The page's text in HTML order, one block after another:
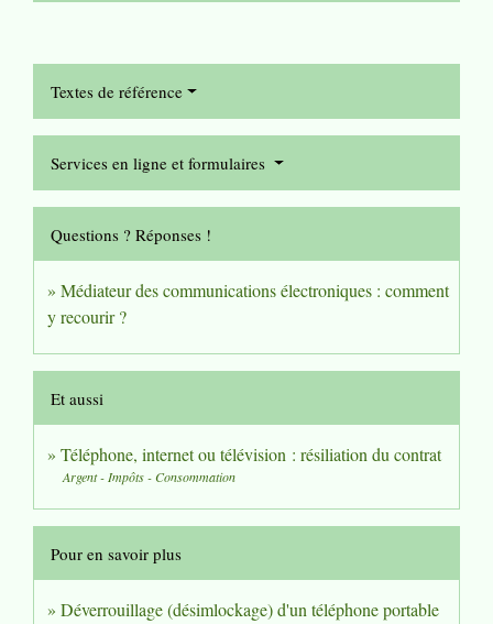
Textes de référence
Services en ligne et formulaires
Questions ? Réponses !
Médiateur des communications électroniques : comment
y recourir ?
Et aussi
Téléphone, internet ou télévision : résiliation du contrat
Argent - Impôts - Consommation
Pour en savoir plus
Déverrouillage (désimlockage) d'un téléphone portable